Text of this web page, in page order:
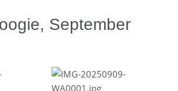
September